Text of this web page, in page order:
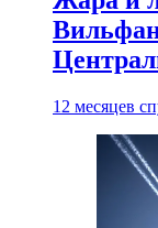
12 месяцев